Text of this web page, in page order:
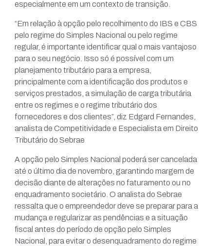
especialmente em um contexto de transição.
“Em relação à opção pelo recolhimento do IBS e CBS
pelo regime do Simples Nacional ou pelo regime
regular, é importante identificar qual o mais vantajoso
para o seu negócio. Isso só é possível com um
planejamento tributário para a empresa,
principalmente com a identificação dos produtos e
serviços prestados, a simulação de carga tributária
entre os regimes e o regime tributário dos
fornecedores e dos clientes”, diz Edgard Fernandes,
analista de Competitividade e Especialista em Direito
Tributário do Sebrae
A opção pelo Simples Nacional poderá ser cancelada
até o último dia de novembro, garantindo margem de
decisão diante de alterações no faturamento ou no
enquadramento societário. O analista do Sebrae
ressalta que o empreendedor deve se preparar para a
mudança e regularizar as pendências e a situação
fiscal antes do período de opção pelo Simples
Nacional, para evitar o desenquadramento do regime